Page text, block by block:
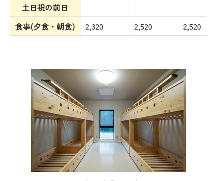
土日祝の前日
食事(夕食・朝食) 2,320 2,520 2,520